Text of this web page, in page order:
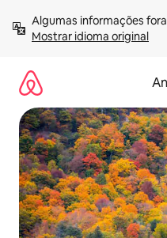
para
Mostrar idioma original